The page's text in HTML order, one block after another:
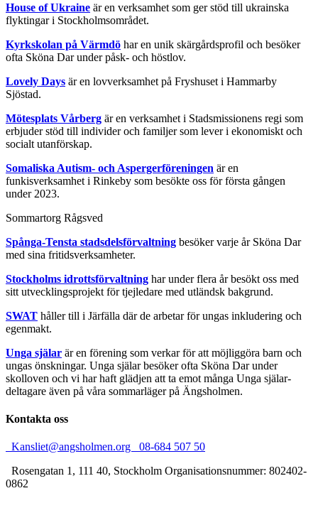
House of Ukraine är en verksamhet som ger stöd till ukrainska
flyktingar i Stockholmsområdet.
Kyrkskolan på Värmdö har en unik skärgårdsprofil och besöker
ofta Sköna Dar under påsk- och höstlov.
Lovely Days är en lovverksamhet på Fryshuset i Hammarby
Sjöstad.
Mötesplats Vårberg är en verksamhet i Stadsmissionens regi som
erbjuder stöd till individer och familjer som lever i ekonomiskt och
socialt utanförskap.
Somaliska Autism- och Aspergerföreningen är en
funkisverksamhet i Rinkeby som besökte oss för första gången
under 2023.
Sommartorg Rågsved
Spånga-Tensta stadsdelsförvaltning besöker varje år Sköna Dar
med sina fritidsverksamheter.
Stockholms idrottsförvaltning har under flera år besökt oss med
sitt utvecklingsprojekt för tjejledare med utländsk bakgrund.
SWAT håller till i Järfälla där de arbetar för ungas inkludering och
egenmakt.
Unga själar är en förening som verkar för att möjliggöra barn och
ungas önskningar. Unga själar besöker ofta Sköna Dar under
skolloven och vi har haft glädjen att ta emot många Unga själar-
deltagare även på våra sommarläger på Ängsholmen.
Kontakta oss
Kansliet@angsholmen.org
08-684 507 50
Rosengatan 1, 111 40, Stockholm Organisationsnummer: 802402-
0862